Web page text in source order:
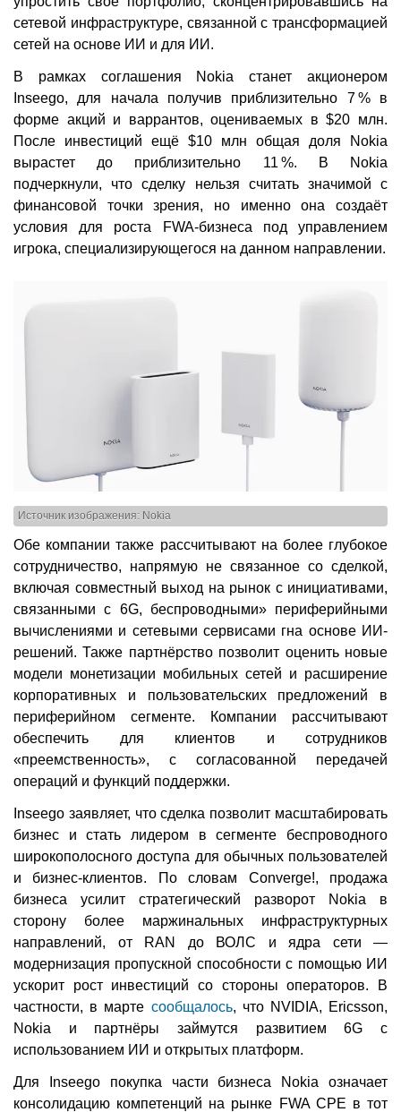
сетевой инфраструктуре, связанной с трансформацией
сетей на основе ИИ и для ИИ.
В рамках соглашения Nokia станет акционером
Inseego, для начала получив приблизительно 7 % в
форме акций и варрантов, оцениваемых в $20 млн.
После инвестиций ещё $10 млн общая доля Nokia
вырастет до приблизительно 11 %. В Nokia
подчеркнули, что сделку нельзя считать значимой с
финансовой точки зрения, но именно она создаёт
условия для роста FWA-бизнеса под управлением
игрока, специализирующегося на данном направлении.
Источник изображения: Nokia
Обе компании также рассчитывают на более глубокое
сотрудничество, напрямую не связанное со сделкой,
включая совместный выход на рынок с инициативами,
связанными с 6G, беспроводными» периферийными
вычислениями и сетевыми сервисами гна основе ИИ-
решений. Также партнёрство позволит оценить новые
модели монетизации мобильных сетей и расширение
корпоративных и пользовательских предложений в
периферийном сегменте. Компании рассчитывают
обеспечить для клиентов и сотрудников
«преемственность», с согласованной передачей
операций и функций поддержки.
Inseego заявляет, что сделка позволит масштабировать
бизнес и стать лидером в сегменте беспроводного
широкополосного доступа для обычных пользователей
и бизнес-клиентов. По словам Converge!, продажа
бизнеса усилит стратегический разворот Nokia в
сторону более маржинальных инфраструктурных
направлений, от RAN до ВОЛС и ядра сети —
модернизация пропускной способности с помощью ИИ
ускорит рост инвестиций со стороны операторов. В
частности, в марте сообщалось, что NVIDIA, Ericsson,
Nokia и партнёры займутся развитием 6G с
использованием ИИ и открытых платформ.
Для Inseego покупка части бизнеса Nokia означает
консолидацию компетенций на рынке FWA CPE в тот